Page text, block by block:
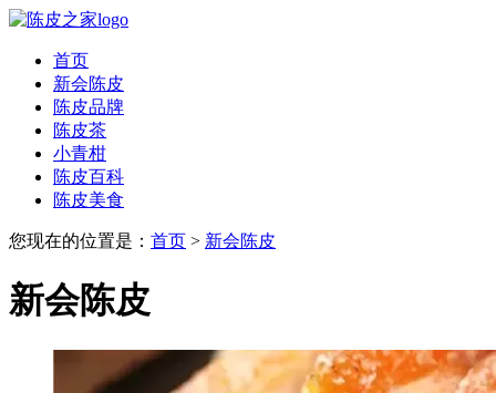
首页
新会陈皮
陈皮品牌
陈皮茶
小青柑
陈皮百科
陈皮美食
您现在的位置是： 首页 > 新会陈皮
新会陈皮